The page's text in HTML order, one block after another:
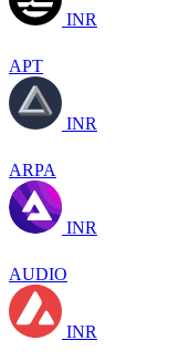
INR
APT
INR
ARPA
INR
AUDIO
INR